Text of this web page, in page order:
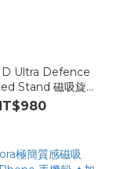
Ultra Defence
Stand 磁吸旋轉
殼【B110】